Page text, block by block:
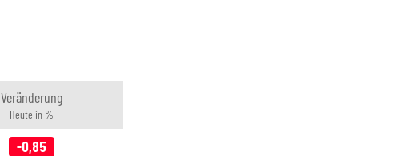
Veränderung
Heute in %
-0,85